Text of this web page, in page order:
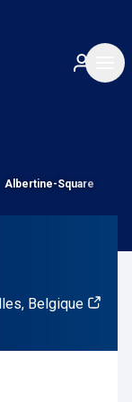
Albertine-Square
Belgique